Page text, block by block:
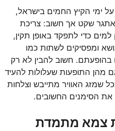
ימי הקיץ החמים בישראל,
שקט אך חשוב: צריכת
כדי לתפקד באופן תקין,
ומפסיקים לשתות כמו
חשוב להבין לא רק
התופעות שעלולות להעיד
שמזג האוויר מתייבש וצלחות
הסימנים החשובים.
צמא מתמדת